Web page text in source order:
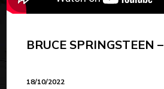
BRUCE SPRINGSTEEN
18/10/2022